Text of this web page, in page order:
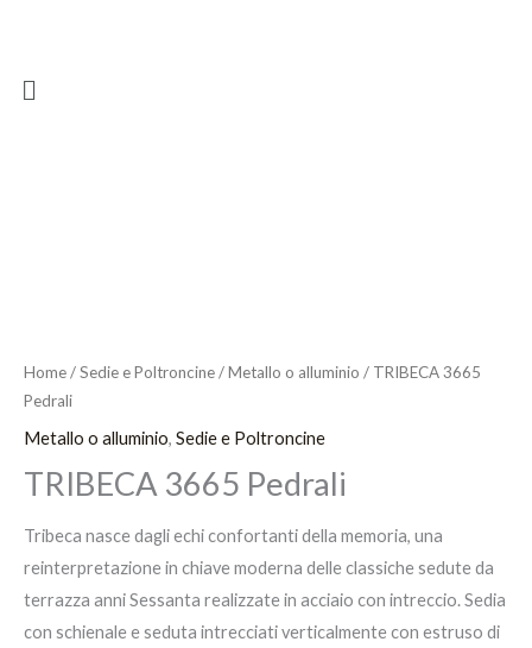
contenuto
Menu
Home/Sedie e Poltroncine/Metallo o alluminio / TRIBECA 3665
Pedrali
Metallo o alluminio, Sedie e Poltroncine
TRIBECA 3665 Pedrali
Tribeca nasce dagli echi confortanti della memoria, una
reinterpretazione in chiave moderna delle classiche sedute da
terrazza anni Sessanta realizzate in acciaio con intreccio. Sedia
con schienale e seduta intrecciati verticalmente con estruso di